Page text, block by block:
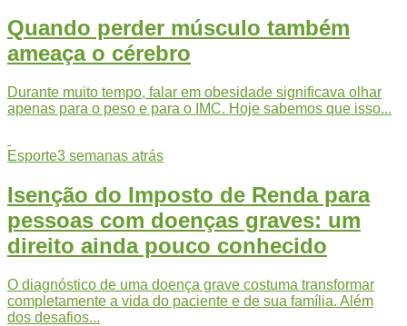
Quando perder músculo também
ameaça o cérebro
Durante muito tempo, falar em obesidade significava olhar
apenas para o peso e para o IMC. Hoje sabemos que isso...
Esporte3 semanas atrás
Isenção do Imposto de Renda para
pessoas com doenças graves: um
direito ainda pouco conhecido
O diagnóstico de uma doença grave costuma transformar
completamente a vida do paciente e de sua família. Além
dos desafios...